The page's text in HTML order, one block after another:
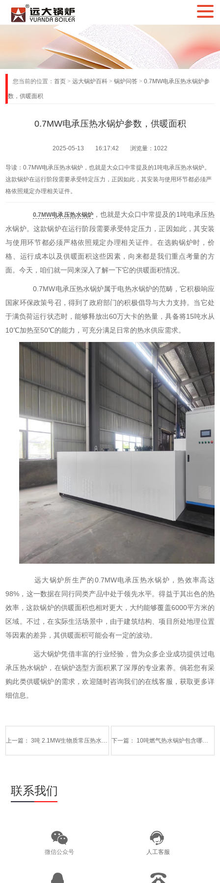
您当前的位置：首页 >远大锅炉百科 >锅炉问答 >0.7MW电承压热水锅炉参
数，供暖面积
0.7MW电承压热水锅炉参数，供暖面积
2025-05-13 16:17:42 浏览量：1022
导读：0.7MW电承压热水锅炉，也就是大众口中常提及的1吨电承压热水锅炉。
这款锅炉在运行阶段需要承受特定压力，正因如此，其安装与使用环节都必须严
格依照规定办理相关证件。
0.7MW电承压热水锅炉，也就是大众口中常提及的1吨电承压热
水锅炉。这款锅炉在运行阶段需要承受特定压力，正因如此，其安装
与使用环节都必须严格依照规定办理相关证件。在选购锅炉时，价
格、运行成本以及供暖面积这些因素，向来都是我们重点考量的方
面。今天，咱们就一同来深入了解一下它的供暖面积情况。
0.7MW电承压热水锅炉属于电热水锅炉的范畴，它积极响应
国家环保政策号召，得到了政府部门的积极倡导与大力支持。当它处
于满负荷运行状态时，能够释放出60万大卡的热量，具备将15吨水从
10℃加热至50℃的能力，可充分满足日常的热水供应需求。
远大锅炉所生产的0.7MW电承压热水锅炉，热效率高达
98%，这一数据在同行同类产品中处于领先水平。得益于其出色的热
效率，这款锅炉的供暖面积也相对更大，大约能够覆盖6000平方米的
区域。不过，在实际生活场景中，由于建筑结构、项目所处地理位置
等因素的差异，其供暖面积可能会有一定的波动。
远大锅炉凭借丰富的行业经验，曾为众多企业成功提供过电
承压热水锅炉，在锅炉选型方面积累了深厚的专业素养。倘若您有采
购此类供暖锅炉的需求，欢迎随时咨询我们的在线客服，获取更多详
细信息。
上一篇：3吨 2.1MW生物质常压热水锅炉型号及参数 下一篇： 10吨燃气热水锅炉包含哪些具体型号参数
联系我们
微信公众号 人工客服